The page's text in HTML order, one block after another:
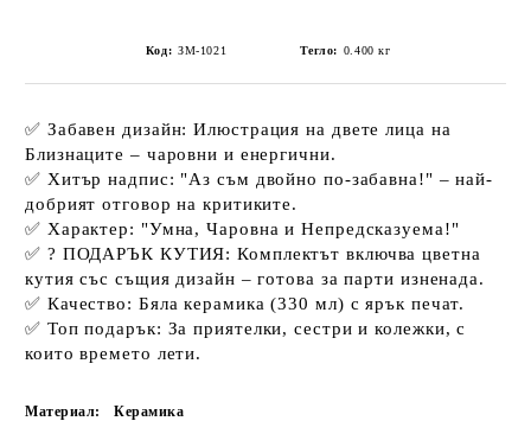
Код: ЗМ-1021 Тегло: 0.400 кг
✅ Забавен дизайн: Илюстрация на двете лица на
Близнаците – чаровни и енергични.
✅ Хитър надпис: "Аз съм двойно по-забавна!" – най-
добрият отговор на критиките.
✅ Характер: "Умна, Чаровна и Непредсказуема!"
✅ ? ПОДАРЪК КУТИЯ: Комплектът включва цветна
кутия със същия дизайн – готова за парти изненада.
✅ Качество: Бяла керамика (330 мл) с ярък печат.
✅ Топ подарък: За приятелки, сестри и колежки, с
които времето лети.
Материал:
Керамика